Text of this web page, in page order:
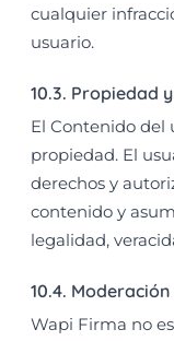
cualquier
usuario.
10.3. Propiedad
El Contenido del
propiedad. El
derechos y
contenido y
legalidad,
10.4.
Wapi Firma no